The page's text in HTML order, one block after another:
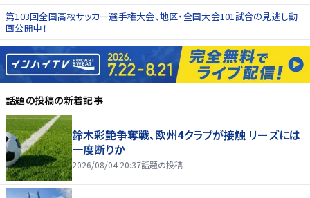
第103回全国高校サッカー選手権大会、地区・全国大会101試合の見逃し動
画公開中！
話題の投稿の新着記事
鈴木彩艶争奪戦、欧州4クラブが接触 リーズには
一度断りか
2026/08/04 20:37話題の投稿